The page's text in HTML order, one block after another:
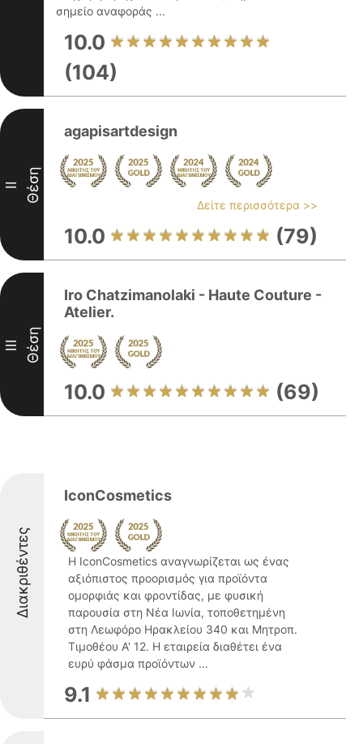
σημείο αναφοράς ...
10.0
(104)
II Θέση
agapisartdesign
Δείτε περισσότερα >>
10.0 (79)
III Θέση
Iro Chatzimanolaki - Haute Couture -
Atelier.
10.0 (69)
Διακριθέντες
IconCosmetics
Η IconCosmetics αναγνωρίζεται ως ένας
αξιόπιστος προορισμός για προϊόντα
ομορφιάς και φροντίδας, με φυσική
παρουσία στη Νέα Ιωνία, τοποθετημένη
στη Λεωφόρο Ηρακλείου 340 και Μητροπ.
Τιμοθέου Α' 12. Η εταιρεία διαθέτει ένα
ευρύ φάσμα προϊόντων ...
9.1